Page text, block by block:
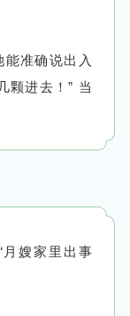
准确说出入
颗进去！” 当
嫂家里出事